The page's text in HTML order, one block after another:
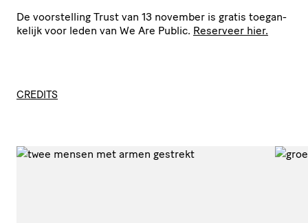
De voor­stel­ling Trust van 13 november is gratis toegan­
ke­lijk voor leden van We Are Public. Reserveer hier.
CREDITS